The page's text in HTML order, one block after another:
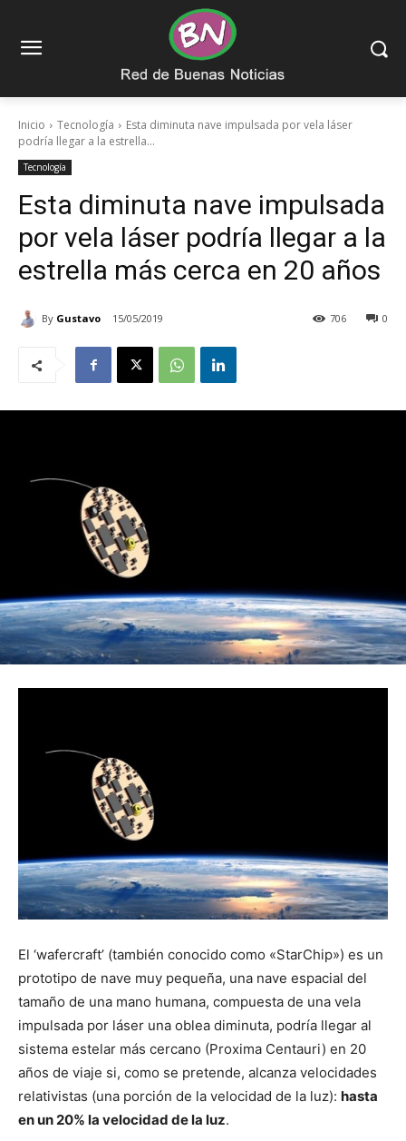
Inicio Tecnología
Esta diminuta nave impulsada por vela láser
podría llegar a la estrella...
Tecnología
Esta diminuta nave impulsada
por vela láser podría llegar a la
estrella más cerca en 20 años
By Gustavo 15/05/2019 0
706
El ‘wafercraft’ (también conocido como «StarChip») es un
prototipo de nave muy pequeña, una nave espacial del
tamaño de una mano humana, compuesta de una vela
impulsada por láser una oblea diminuta, podría llegar al
sistema estelar más cercano (Proxima Centauri) en 20
años de viaje si, como se pretende, alcanza velocidades
relativistas (una porción de la velocidad de la luz): hasta
en un 20% la velocidad de la luz.